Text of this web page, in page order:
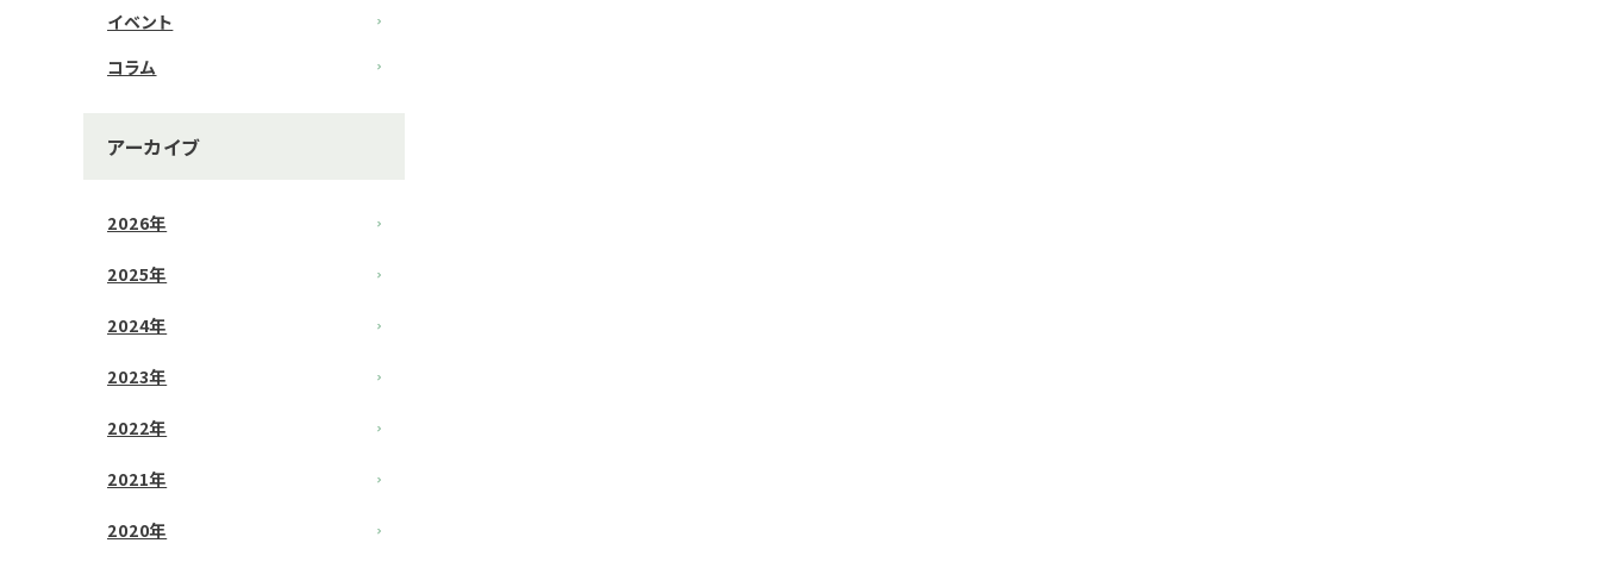
イベント
コラム
アーカイブ
2026年
2025年
2024年
2023年
2022年
2021年
2020年